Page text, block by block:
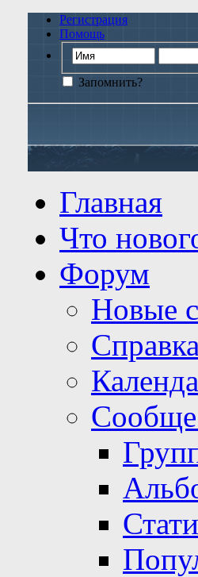
Регистрация
Помощь
Запомнить?
Главная
Что
Форум
Новые
Справка